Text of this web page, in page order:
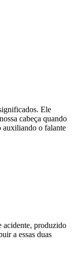
Ele
cabeça quando
auxiliando o falante
acidente, produzido
a essas duas